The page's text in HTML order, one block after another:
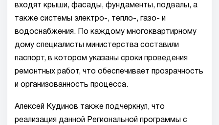
входят крыши, фасады, фундаменты, подвалы, а
также системы электро-, тепло-, газо- и
водоснабжения. По каждому многоквартирному
дому специалисты министерства составили
паспорт, в котором указаны сроки проведения
ремонтных работ, что обеспечивает прозрачность
и организованность процесса.
Алексей Кудинов также подчеркнул, что
реализация данной Региональной программы с